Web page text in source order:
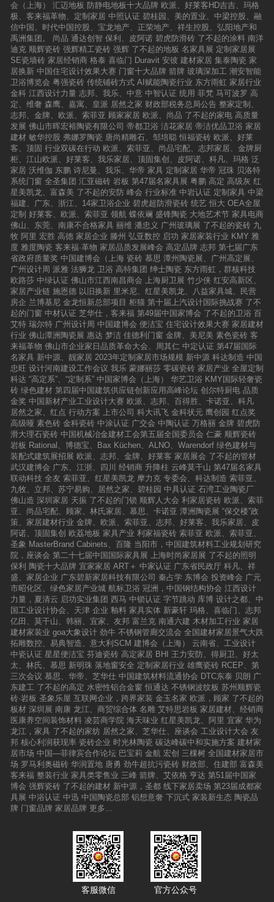
会（上海）
汇迈地板 防静电地板十大品牌 欧派、好莱客HD吉吉、玛格
极、客来福革物、定制家居 中照认证 碧桂园、美的置业、中梁控股、融
信中国、时代中国控股、宝龙地产、正荣地产、祥生控股、弘阳地产和
禹洲集团。
尚品 通达创智 保利、皮阿诺 碧虎防滑砖 了不起的涂料 南洋
迪克 顺辉瓷砖 强辉精工瓷砖 强辉 了不起的地板 名家具展 定制家居展
SE瓷墙砖 家居经销商 格泰 喜临门 Duravit 安彼 建材家居 集泰陶瓷 家
居换新 中国住宅设计效果大赛 门窗十大品牌 箭牌 玻璃深加工 潮安智能
卫浴博览会 粤强瓷砖 传统铺砖方式 AI赋能陶瓷行业 东方雨虹 家居行业
金科 江西设计力量 志邦、我乐、中意 中智认证 统用 菲梵 马可波罗 高
定、维奢 森鹰、嘉寓、皇派 居然之家 财政部税务总局公告 整家定制、
志邦、金牌、欧派、索菲亚 顾家家居 欧派、尚品 了不起的家电 高质量
发展 佛山市晖宏裕陶瓷有限公司 帝都卫浴 洁花家居 帝洁优品卫浴 家居
建材 敏华控股 弗娜罗陶瓷 唐尚精雕石、邹培聪 恒福瓷砖 欧派、好莱
客、顶固 行业双碳在行动 欧派、索菲亚、尚品宅配、志邦家居、金牌厨
柜、江山欧派、好莱客、我乐家居、顶固集创、皮阿诺、科凡、玛格 泛
家居 沃维伽 东鹏 诗尼曼、我乐、华帝 家具 定制家居 华帝 冠珠 贝洛特
系统门窗 全圣集团 汇亚磁砖 岩板 第47届名家具展 粤鹏 高定 高级灰 红
星美凯龙、富森美 了不起的安防 峰会 行业标准 中岩认证 定制家具 中梁
福建、广东、浙江、14家卫浴企业 碧虎超防滑瓷砖 统艺 恒大 OEA全屋
定制 好莱客、欧派、索菲亚 领航 蝶依斓 盛锋陶瓷 大地艺术节 家具电商
佛山、东莞、南康不合格家具 丽维 潘忠义 广州玻璃展 了不起的瓷砖 九
牧 阿里 宏胜 高德 家居企业 滕州 弘亚数控 启功 家居家装行业 KMY 雅
度 雅度陶瓷 客来福·革物 家居品质发展峰会 高定品牌 志邦 第七届广东
省政府质量奖 中国建博会（上海 瓷砖 慕思 潭州陶瓷展、广州高定展、
广州设计周 派雅 法狮龙 卫浴 高特集团 绅士陶瓷 东方雨虹，群核科技
欧路莎 中绿认证 佛山市江西南昌商会 上海厨卫展 竹少侠 红安高新区、
家居产业链 施恩德 以旧换新 里米尼、红星美凯龙、八益家具城、民营
房企 兰博基尼 金龙恒新总部项目 柜猫 第十届上汽设计国际挑战赛 了不
起的门窗 中材认证 芝华仕，客来福 第49届中国家博会 了不起的卫浴 百
艾特 瑞尔特 广州设计周 中国建博会 便洁宝 住宅设计效果大赛 家居建材
行业 佛山潭洲陶瓷展 惠达 梦洁 佳德利门窗 金牌、美尼美 素色瓷砖 客
来福革物 佛山市企业家日品质革命大会、周其仁 中定认证 第47届国际
名家具 新中源、靓家居 2023年定制家居市场规模 新中源 科达制造 中国
忠旺 设计河南建设工作会议 我乐 蒙娜丽莎 零碳瓷砖 家居产业 全屋定制
科达 “高定系”、“定制系” 中国家博会（上海） 华艺卫浴 KMY国际轻奢瓷
砖 绿色建材 第四届中国建筑供应链创新应用高峰论坛 创尔特厨电 品质
金奖 中国新材产业工业设计大赛 欧派、志邦、百得胜、卡诺亚、科凡
居然之家、红点 行动方案 上市公司 科大讯飞 金科状元 鹰创园 红点奖
高级哑 素色砖 金科瓷砖 中涂认证 广交会 中陶认证 万格丽 金牌 碧虎防
滑大理石瓷砖 中国机械冶金建材工会第五届全国委员会 仁豪 顺辉瓷砖
岩板 Rational、博德宝、Bax Küchen、ALNO、Warendorf 绿色建材与
装配式建筑展招展 欧派、志邦、金牌、好莱客 家居展会 了不起的管材
武汉建博会 广东、江浙、四川 经销商 升降柱 云峰莫干山 第47届名家具
联动科技 全友 索菲亚、红星美凯龙 摩力克 专委会、科达制造 索菲亚、
九牧、立邦、苏宁易购、居然之家、碧桂园 中具认证 石湾工业陶瓷厂
佛山造 深圳家居 天振 了不起的门锁 顺辉人大会 利家居瓷砖 欧派、索菲
亚、尚品宅配、顾家、林氏家居、慕思、卡诺亚 潭洲陶瓷展 “保交楼”政
策、家居建材行业 金牌、欧派、索菲亚、志邦、好莱客、我乐家居、皮
阿诺、顶固集创 欧荔地板 家具产业 利家福瓷砖 索菲亚 欧派、索菲亚、
圣象 MasterBrand Cabinets、百隆 当阳市，中国建筑材料工业规划研究
院，座谈会 第二十七届中国国际家具展 上海时尚家居展 了不起的照明
保利 陶瓷十大品牌 宜家家居 ART＋ 中家认证 广东省民政厅 科凡、祥
盛、家居企业 广东碧新家居科技有限公司 秦占学 东博会 投资峰会 广元
市昭化区、绿色家居产业城 航标卫浴 冠洲，中国钢结构协会 江西设计
力量，夏清云 启功实业集团 西马 中锁认证 字节跳动 库博 设计之都、中
国工业设计协会、天津 企业 釉料 家具实体 新豪轩 玛格、喜临门、志邦
亿田、莫干山、韩丽、宜家、友邦 富兰克 南通六建 木材加工行业 家居
建材家装业 goa大象设计 劲牛 不锈钢管廊交流会 全国建材家居景气大跌
拓雕数控、易典智造、意大利SCM 建博会（上海）
云南省、工业设计
中瓷认证 星星便洁宝 芬迪瓷砖 高定家居 BHI
王力安防、得厨卫、好太
太、林氏、慕思 新明珠 落地窗安全 定制家居行业 雄鹰瓷砖 RCEP、第
三次会议 慕思、华帝、芝华仕 中国建筑材料流通协会 DTC东泰 贝朗 广
东建工 了不起的高定 水密性铝合金窗 恒通达 不锈钢波纹板 苏州顺辉瓷
砖·岩板 圣象乐屋 互联网企业，跨界家装 金玉名家 欧派，顾家 了不起的
板材 深圳展 南康 龙江、商贸综合体 名雕 艾特思岩板 家居建材、经销商
医康养空间装饰材料 凌芸商学院 海天味业 红星美凯龙、阿里 宜家 华为
龙江，家具 了不起的家纺 居然之家、芝华仕、座谈会 工业设计大会 友
邦 核心利润获现率 瓷砖企业 时光林陶瓷 碳达峰碳中和实施方案 建材家
居市场 中国—菲律宾合作论坛 巴宝莉 金航 宏创 三棵树 全国建材家居市
场 罗马利奥磁砖 华润置地 唐勇 劲牛超抗污瓷砖 财政部、住建部 富森美
客来福 整装行业 家具类零售业 三峰 箭牌、艾依格 亨达 第51届中国家
博会 强辉瓷砖 了不起的建材 新中源，圣都 线下家居卖场 第23届成都家
具展 中浴认证 中迅 中国陶瓷总部 铝想意奢 下沉式 家装新生态 陶瓷品
牌 门窗品牌 家居品牌 更多...
客服微信 官方公众号